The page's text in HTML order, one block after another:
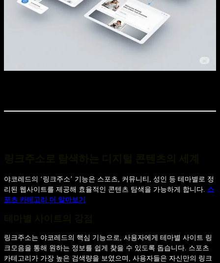
야코레드의 ‘링크주소’ 기능은 스포츠, 커뮤니티, 성인 등 테마별로 정
리된 웹사이트를 제공해 효율적인 콘텐츠 탐색을 가능하게 합니다. 스
포츠 카테고리 더 알아보기
링크주소는 야코레드의 핵심 기능으로, 사용자에게 테마별 사이트 링
크모음을 통해 원하는 정보를 쉽게 찾을 수 있도록 돕습니다. 스포츠
카테고리가 가장 높은 검색량을 보였으며, 사용자들은 자신만의 링크